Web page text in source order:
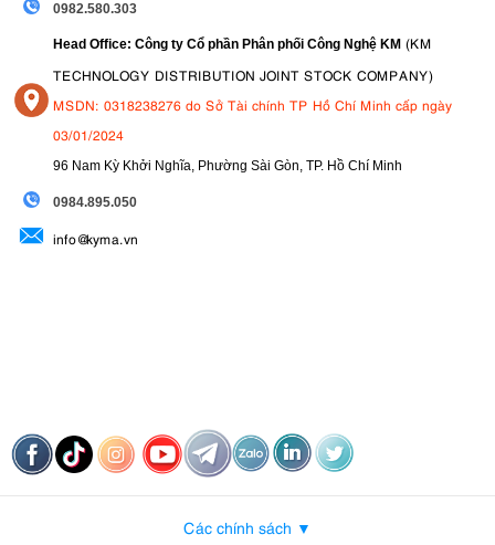
0982.580.303
Head Office: Công ty Cổ phần Phân phối Công Nghệ KM (KM
TECHNOLOGY DISTRIBUTION JOINT STOCK COMPANY)
MSDN: 0318238276 do Sở Tài chính TP Hồ Chí Minh cấp ngày
03/01/2024
96 Nam Kỳ Khởi Nghĩa, Phường Sài Gòn, TP. Hồ Chí Minh
0984.895.050
info@kyma.vn
Các chính sách ▼